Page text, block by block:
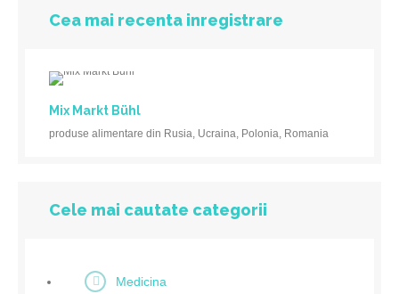
Cea mai recenta inregistrare
Mix Markt Bühl
produse alimentare din Rusia, Ucraina, Polonia, Romania
Cele mai cautate categorii
Medicina